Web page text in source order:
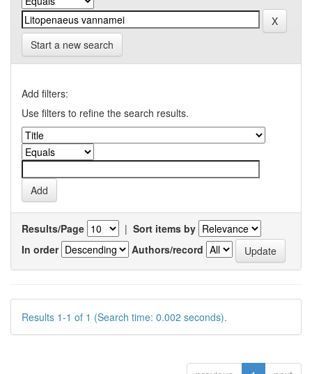
Start a new search
Add filters:
Use filters to refine the search results.
Results/Page | Sort items by
In order
Authors/record
Results 1-1 of 1 (Search time: 0.002 seconds).